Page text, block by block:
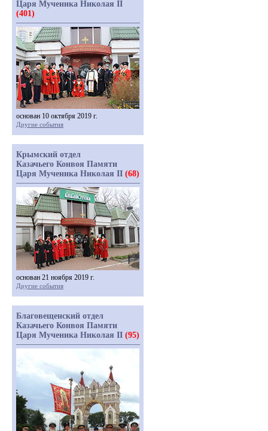
Царя Мученика Николая II
(401)
основан 10 октября 2019 г.
Другие события
Крымский отдел
Казачьего Конвоя Памяти
Царя Мученика Николая II (68)
основан 21 ноября 2019 г.
Другие события
Благовещенский отдел
Казачьего Конвоя Памяти
Царя Мученика Николая II (95)